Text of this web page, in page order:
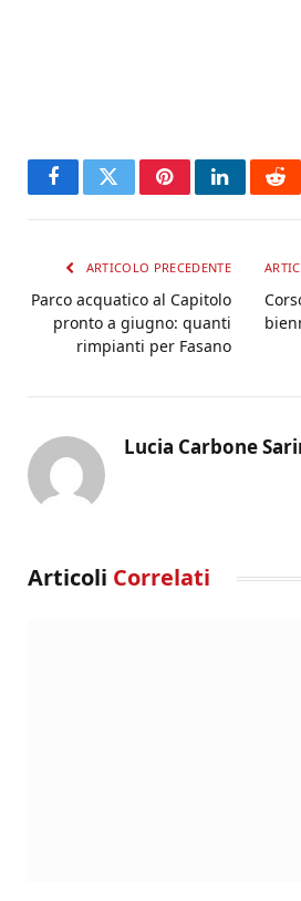
FacebookTwitterPinterestLinkedIn
ARTICOLO PRECEDENTE
Parco acquatico al Capitolo
pronto a giugno: quanti
rimpianti per Fasano
Lucia Carbone
Articoli Correlati